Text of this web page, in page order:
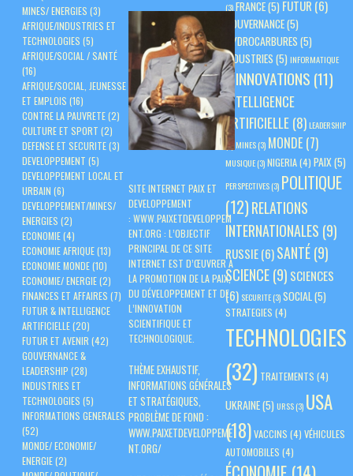
MINES/ ENERGIES (3)
AFRIQUE/INDUSTRIES ET
TECHNOLOGIES (5)
AFRIQUE/SOCIAL / SANTÉ
(16)
AFRIQUE/SOCIAL, JEUNESSE
ET EMPLOIS (16)
CONTRE LA PAUVRETE(2)
CULTURE ET SPORT (2)
DEFENSE ET SECURITE(3)
DEVELOPPEMENT (5)
DEVELOPPEMENT LOCAL ET
URBAIN (6)
DEVELOPPEMENT/MINES/
ENERGIES (2)
ECONOMIE(4)
ECONOMIE AFRIQUE(13)
ECONOMIE MONDE(10)
ECONOMIE/ ENERGIE(2)
FINANCES ET AFFAIRES (7)
FUTUR & INTELLIGENCE
ARTIFICIELLE(20)
FUTUR ET AVENIR (42)
GOUVERNANCE &
LEADERSHIP (28)
INDUSTRIES ET
TECHNOLOGIES (5)
INFORMATIONS GENERALES
(52)
MONDE/ ECONOMIE/
ENERGIE(2)
(3)FRANCE(5)FUTUR (6)
GOUVERNANCE(5)
HYDROCARBURES(5)
INDUSTRIES(5)INFORMATIQUE
(3) INNOVATIONS (11)
INTELLIGENCE
ARTIFICIELLE (8)LEADERSHIP
(3)MINES(3) MONDE (7)
MUSIQUE(3)NIGERIA(4) PAIX(5)
PERSPECTIVES(3) POLITIQUE
(12)RELATIONS
INTERNATIONALES (9)
RUSSIE(6)SANTÉ(9)
SCIENCE(9) SCIENCES
(6) SECURITE(3)SOCIAL(5)
STRATEGIES (4)
TECHNOLOGIES
(32) TRAITEMENTS (4)
UKRAINE(5)URSS(3) USA
(18)VACCINS (4) VÉHICULES
AUTOMOBILES (4)
SITE INTERNET PAIX ET
DEVELOPPEMENT
:WWW.PAIXETDEVELOPPEM
ENT.ORG : L’OBJECTIF
PRINCIPAL DE CE SITE
INTERNET EST D’ŒUVRER À
LA PROMOTION DE LA PAIX,
DU DÉVELOPPEMENT ET DE
L’INNOVATION
SCIENTIFIQUE ET
TECHNOLOGIQUE.
THÈME EXHAUSTIF,
INFORMATIONS GÉNÉRALES
ET STRATÉGIQUES,
PROBLÈME DE FOND :
WWW.PAIXETDEVELOPPEME
NT.ORG/